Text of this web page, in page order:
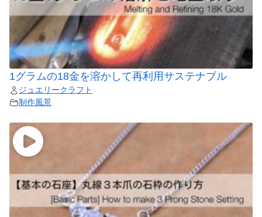
1グラムの18金を溶かして再利用サステナブル
ジュエリークラフト
制作風景